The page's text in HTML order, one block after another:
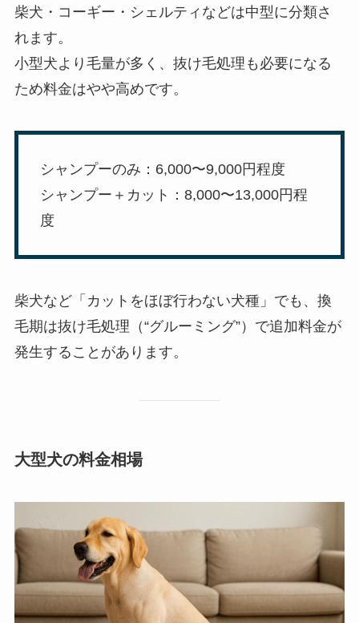
柴犬・コーギー・シェルティなどは中型に分類さ
れます。
小型犬より毛量が多く、抜け毛処理も必要になる
ため料金はやや高めです。
シャンプーのみ：6,000〜9,000円程度
シャンプー＋カット：8,000〜13,000円程
度
柴犬など「カットをほぼ行わない犬種」でも、換
毛期は抜け毛処理（“グルーミング”）で追加料金が
発生することがあります。
大型犬の料金相場